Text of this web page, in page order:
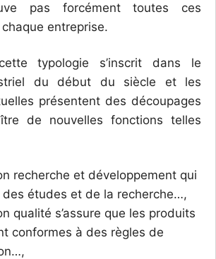
pas forcément toutes ces
entreprise.
typologie s’inscrit dans le
du début du siècle et les
présentent des découpages
de nouvelles fonctions telles
recherche et développement qui
des études et de la recherche…,
qualité s’assure que les produits
conformes à des règles de